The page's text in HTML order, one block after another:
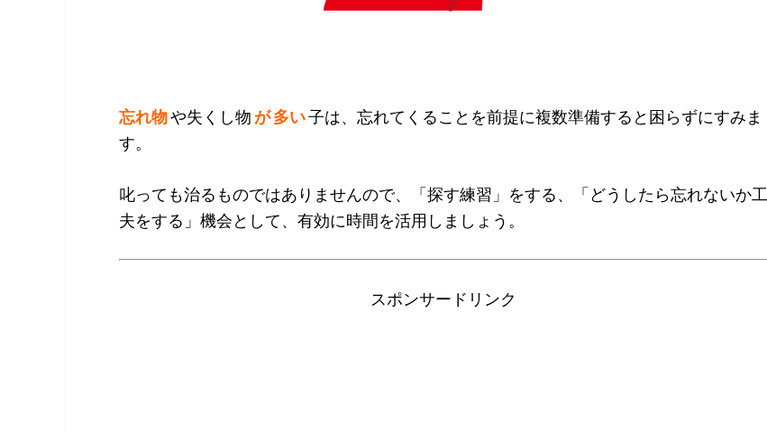
忘れ物や失くし物 が 多い子は、忘れてくることを前提に複数準備すると困らずにすみま
す。
叱っても治るものではありませんので、「探す練習」をする、「どうしたら忘れないか工
夫をする」機会として、有効に時間を活用しましょう。
スポンサードリンク